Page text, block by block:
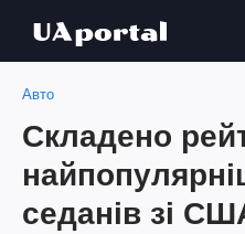
Авто
Складено
седанів зі